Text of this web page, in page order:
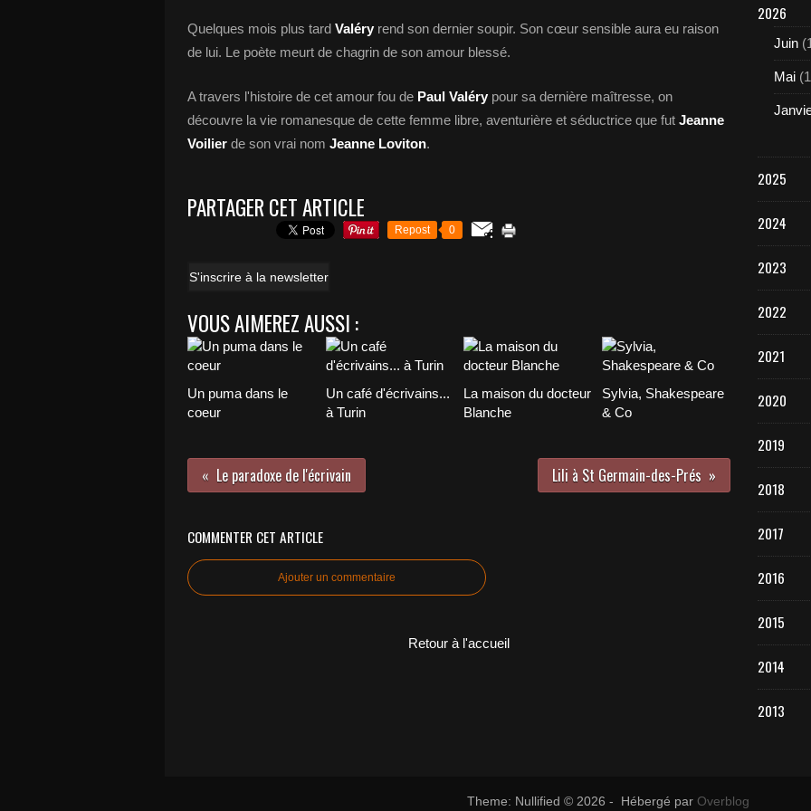
Quelques mois plus tard Valéry rend son dernier soupir. Son cœur sensible aura eu raison
de lui. Le poète meurt de chagrin de son amour blessé.
A travers l'histoire de cet amour fou de Paul Valéry pour sa dernière maîtresse, on
découvre la vie romanesque de cette femme libre, aventurière et séductrice que fut Jeanne
Voilier de son vrai nom Jeanne Loviton.
PARTAGER CET ARTICLE
Repost 0
S'inscrire à la newsletter
VOUS AIMEREZ AUSSI :
Un puma dans le
coeur
Un café d'écrivains...
à Turin
La maison du docteur
Blanche
Sylvia, Shakespeare
& Co
Le paradoxe de l'écrivain Lili à St Germain-des-Prés
COMMENTER CET ARTICLE
Ajouter un commentaire
Retour à l'accueil
2026
Juin
Mai
2025
2024
2023
2022
2021
2020
2019
2018
2017
2016
2015
2014
2013
Theme: Nullified © 2026 - Hébergé par Overblog